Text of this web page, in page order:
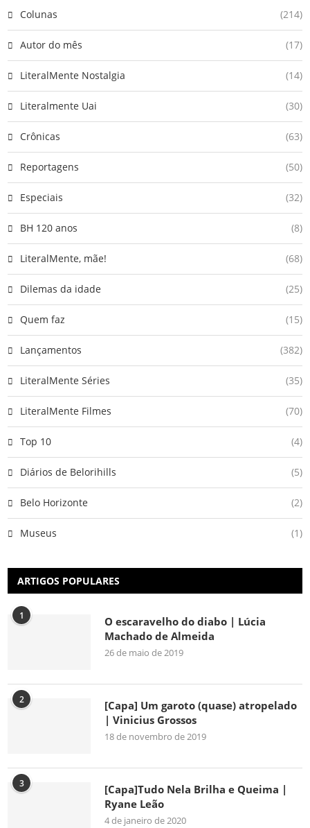
Colunas (214)
Autor do mês (17)
LiteralMente Nostalgia (14)
Literalmente Uai (30)
Crônicas (63)
Reportagens (50)
Especiais (32)
BH 120 anos (8)
LiteralMente, mãe! (68)
Dilemas da idade (25)
Quem faz (15)
Lançamentos (382)
LiteralMente Séries (35)
LiteralMente Filmes (70)
Top 10 (4)
Diários de Belorihills (5)
Belo Horizonte (2)
Museus (1)
ARTIGOS POPULARES
1
O escaravelho do diabo | Lúcia
Machado de Almeida
26 de maio de 2019
2
[Capa] Um garoto (quase) atropelado
| Vinicius Grossos
18 de novembro de 2019
3
[Capa]Tudo Nela Brilha e Queima |
Ryane Leão
4 de janeiro de 2020